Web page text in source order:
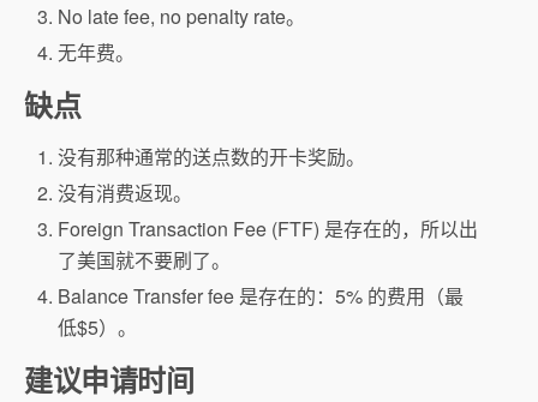
No late fee, no penalty rate。
无年费。
缺点
没有那种通常的送点数的开卡奖励。
没有消费返现。
Foreign Transaction Fee (FTF) 是存在的，所以出
了美国就不要刷了。
Balance Transfer fee 是存在的：5% 的费用（最
低$5）。
建议申请时间